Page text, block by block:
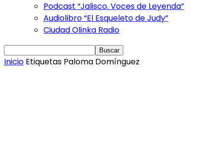
Podcast “Jalisco. Voces de Leyenda”
Audiolibro “El Esqueleto de Judy”
Ciudad Olinka Radio
Inicio Etiquetas Paloma Domínguez